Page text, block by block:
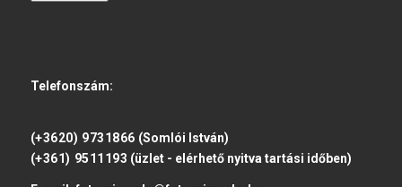
Telefonszám:
(+3620) 9731866 (Somlói István)
(+361) 9511193 (üzlet - elérhető nyitva tartási időben)